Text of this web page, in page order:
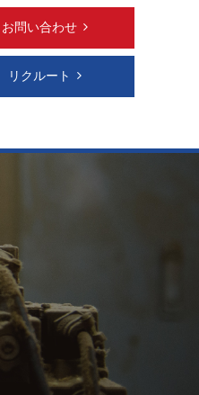
お問い合わせ
リクルート